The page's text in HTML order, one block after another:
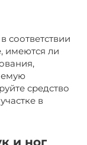
соответствии
имеются ли
средство
в
и ног